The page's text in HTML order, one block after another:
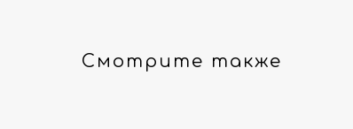
Смотрите также